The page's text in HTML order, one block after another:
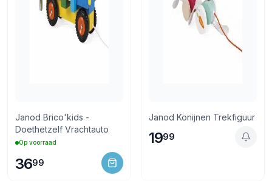
Janod Brico'kids -
Doethetzelf Vrachtauto
Op voorraad
3699
Janod Konijnen Trekfiguur
1999